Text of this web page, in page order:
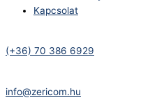
Kapcsolat
(+36) 70 386 6929
info@zericom.hu